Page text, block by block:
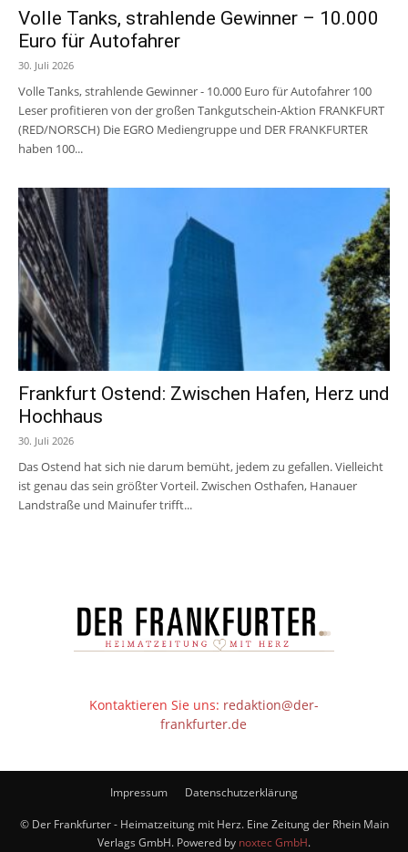
Volle Tanks, strahlende Gewinner – 10.000
Euro für Autofahrer
30. Juli 2026
Volle Tanks, strahlende Gewinner - 10.000 Euro für Autofahrer 100
Leser profitieren von der großen Tankgutschein-Aktion FRANKFURT
(RED/NORSCH) Die EGRO Mediengruppe und DER FRANKFURTER
haben 100...
Frankfurt Ostend: Zwischen Hafen, Herz und
Hochhaus
30. Juli 2026
Das Ostend hat sich nie darum bemüht, jedem zu gefallen. Vielleicht
ist genau das sein größter Vorteil. Zwischen Osthafen, Hanauer
Landstraße und Mainufer trifft...
Kontaktieren Sie uns: redaktion@der-
frankfurter.de
Impressum Datenschutzerklärung
© Der Frankfurter - Heimatzeitung mit Herz. Eine Zeitung der Rhein Main
Verlags GmbH. Powered by noxtec GmbH.